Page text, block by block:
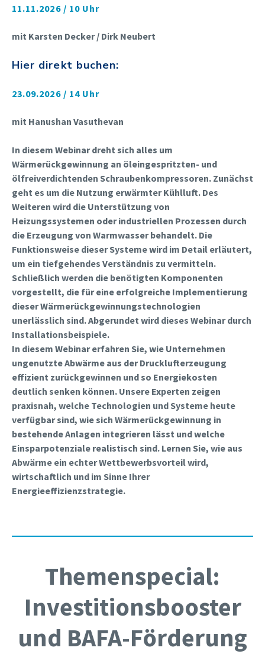
11.11.2026 / 10 Uhr
mit Karsten Decker / Dirk Neubert
Hier direkt buchen:
23.09.2026 / 14 Uhr
mit Hanushan Vasuthevan
In diesem Webinar dreht sich alles um
Wärmerückgewinnung an öleingespritzten- und
ölfreiverdichtenden Schraubenkompressoren. Zunächst
geht es um die Nutzung erwärmter Kühlluft. Des
Weiteren wird die Unterstützung von
Heizungssystemen oder industriellen Prozessen durch
die Erzeugung von Warmwasser behandelt. Die
Funktionsweise dieser Systeme wird im Detail erläutert,
um ein tiefgehendes Verständnis zu vermitteln.
Schließlich werden die benötigten Komponenten
vorgestellt, die für eine erfolgreiche Implementierung
dieser Wärmerückgewinnungstechnologien
unerlässlich sind. Abgerundet wird dieses Webinar durch
Installationsbeispiele.
In diesem Webinar erfahren Sie, wie Unternehmen
ungenutzte Abwärme aus der Druckluft­erzeugung
effizient zurückgewinnen und so Energiekosten
deutlich senken können. Unsere Experten zeigen
praxisnah, welche Technologien und Systeme heute
verfügbar sind, wie sich Wärmerückgewinnung in
bestehende Anlagen integrieren lässt und welche
Einsparpotenziale realistisch sind. Lernen Sie, wie aus
Abwärme ein echter Wettbewerbsvorteil wird,
wirtschaftlich und im Sinne Ihrer
Energieeffizienzstrategie.
Themenspecial:
Investitionsbooster
und BAFA-Förderung